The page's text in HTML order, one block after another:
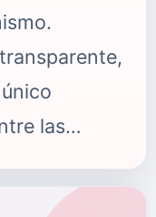
las
vibre de